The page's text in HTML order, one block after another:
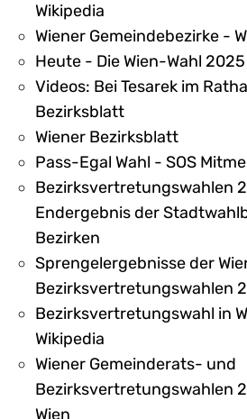
Wikipedia
Wiener Gemeindebezirke -
Heute - Die Wien-Wahl
Videos: Bei Tesarek im
Bezirksblatt
Wiener Bezirksblatt
Pass-Egal Wahl - SOS
Bezirksvertretungswahlen
Endergebnis der
Bezirken
Sprengelergebnisse der
Bezirksvertretungswahlen
Bezirksvertretungswahl in
Wikipedia
Wiener Gemeinderats- und
Bezirksvertretungswahlen
Wien